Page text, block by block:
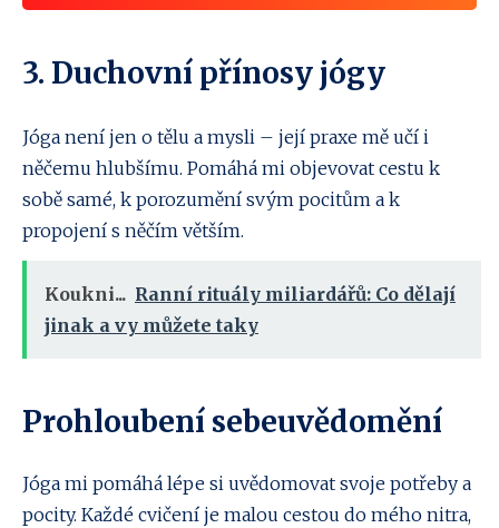
3. Duchovní přínosy jógy
Jóga není jen o tělu a mysli – její praxe mě učí i
něčemu hlubšímu. Pomáhá mi objevovat cestu k
sobě samé, k porozumění svým pocitům a k
propojení s něčím větším.
Koukni... Ranní rituály miliardářů: Co dělají
jinak a vy můžete taky
Prohloubení sebeuvědomění
Jóga mi pomáhá lépe si uvědomovat svoje potřeby a
pocity. Každé cvičení je malou cestou do mého nitra,